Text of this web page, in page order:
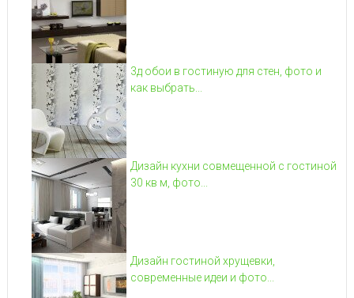
3д обои в гостиную для стен, фото и
как выбрать...
Дизайн кухни совмещенной с гостиной
30 кв м, фото...
Дизайн гостиной хрущевки,
современные идеи и фото...